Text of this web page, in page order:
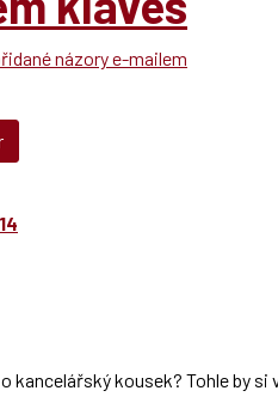
názory e-mailem
kancelářský kousek? Tohle by